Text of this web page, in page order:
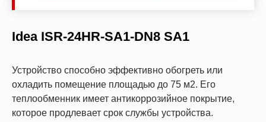
Idea ISR-24HR-SA1-DN8 SA1
Устройство способно эффективно обогреть или
охладить помещение площадью до 75 м2. Его
теплообменник имеет антикоррозийное покрытие,
которое продлевает срок службы устройства.